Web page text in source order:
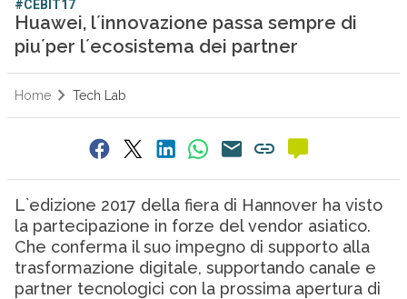
#CEBIT17
Huawei, l´innovazione passa sempre di
piu´per l´ecosistema dei partner
Home Tech Lab
L`edizione 2017 della fiera di Hannover ha visto
la partecipazione in forze del vendor asiatico.
Che conferma il suo impegno di supporto alla
trasformazione digitale, supportando canale e
partner tecnologici con la prossima apertura di